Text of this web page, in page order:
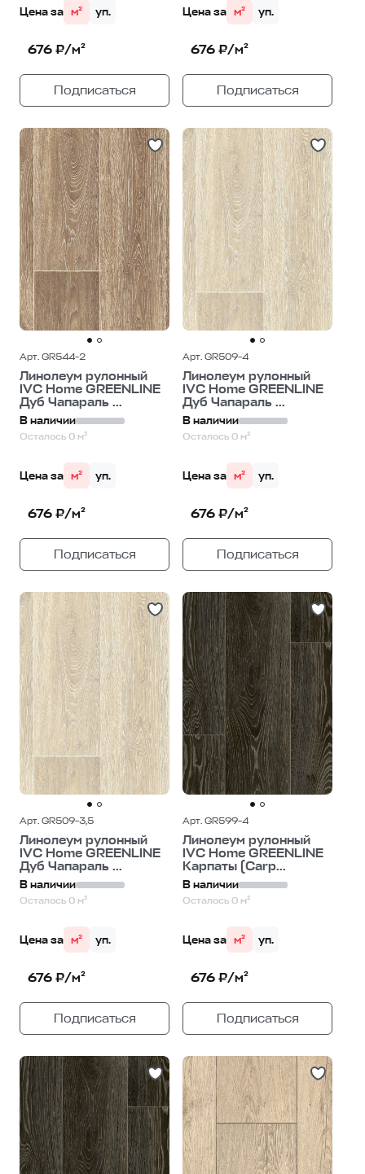
Цена за м² уп.
676 ₽/м²
Подписаться
Цена за м² уп.
676 ₽/м²
Подписаться
Арт. GR544-2
Линолеум рулонный
IVC Home GREENLINE
Дуб Чапараль ...
В наличии
Осталось 0 м²
Цена за м² уп.
676 ₽/м²
Подписаться
Арт. GR509-4
Линолеум рулонный
IVC Home GREENLINE
Дуб Чапараль ...
В наличии
Осталось 0 м²
Цена за м² уп.
676 ₽/м²
Подписаться
Арт. GR509-3,5
Линолеум рулонный
IVC Home GREENLINE
Дуб Чапараль ...
В наличии
Осталось 0 м²
Цена за м² уп.
676 ₽/м²
Подписаться
Арт. GR599-4
Линолеум рулонный
IVC Home GREENLINE
Карпаты (Carp...
В наличии
Осталось 0 м²
Цена за м² уп.
676 ₽/м²
Подписаться